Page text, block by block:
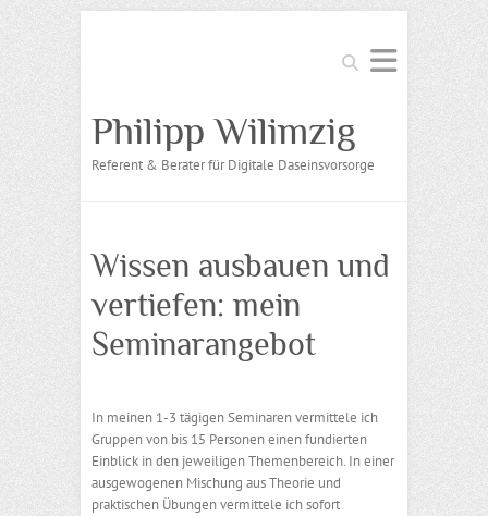
Suchen
Philipp Wilimzig
Referent & Berater für Digitale Daseinsvorsorge
Wissen ausbauen und
vertiefen: mein
Seminarangebot
In meinen 1-3 tägigen Seminaren vermittele ich
Gruppen von bis 15 Personen einen fundierten
Einblick in den jeweiligen Themenbereich. In einer
ausgewogenen Mischung aus Theorie und
praktischen Übungen vermittele ich sofort